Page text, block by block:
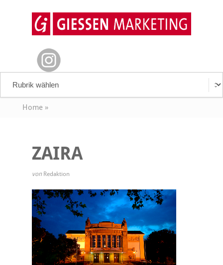
Home»
ZAIRA
von Redaktion